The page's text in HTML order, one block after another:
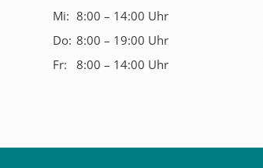
Mi: 8:00 – 14:00 Uhr
Do: 8:00 – 19:00 Uhr
Fr:
8:00 – 14:00 Uhr